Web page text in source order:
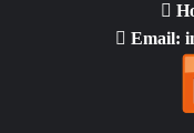
Email: